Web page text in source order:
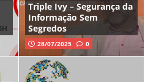
Triple Ivy – Segurança da
Informação Sem
Segredos
28/07/2025 0